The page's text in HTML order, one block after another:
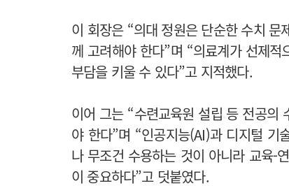
이 회장은 “의대 정원은 단순한 수치
께 고려해야 한다”며 “의료계가 선제
부담을 키울 수 있다”고 지적했다.
이어 그는 “수련교육원 설립 등 전공의
야 한다”며 “인공지능(AI)과 디지털 기
나 무조건 수용하는 것이 아니라 교육-
이 중요하다”고 덧붙였다.